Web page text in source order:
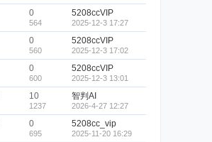
0
564
5208ccVIP
2025-12-3 17:27
0
560
5208ccVIP
2025-12-3 17:02
0
600
5208ccVIP
2025-12-3 13:01
10
1237
智判AI
2026-4-27 12:27
0
695
5208cc_vip
2025-11-20 16:29